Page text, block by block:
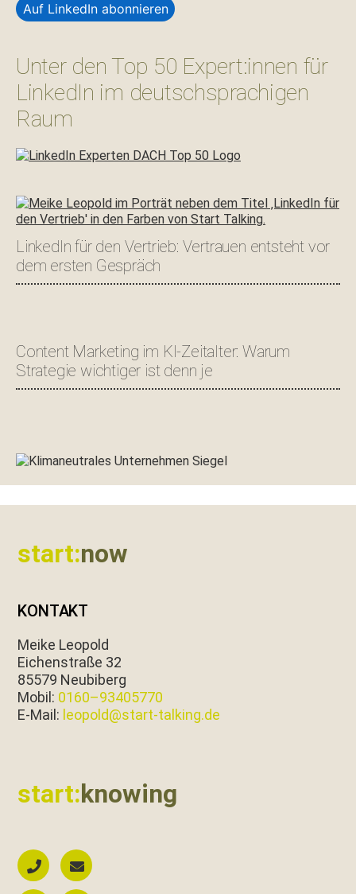
Auf LinkedIn abonnieren
Unter den Top 50 Expert:innen für
LinkedIn im deutschsprachigen
Raum
LinkedIn für den Vertrieb: Vertrauen entsteht vor
dem ersten Gespräch
Content Marketing im KI-Zeitalter: Warum
Strategie wichtiger ist denn je
start:now
KONTAKT
Meike Leopold
Eichen­straße 32
85579 Neubiberg
Mobil: 0160–93405770
E‑Mail: leopold@start-talking.de
start:knowing